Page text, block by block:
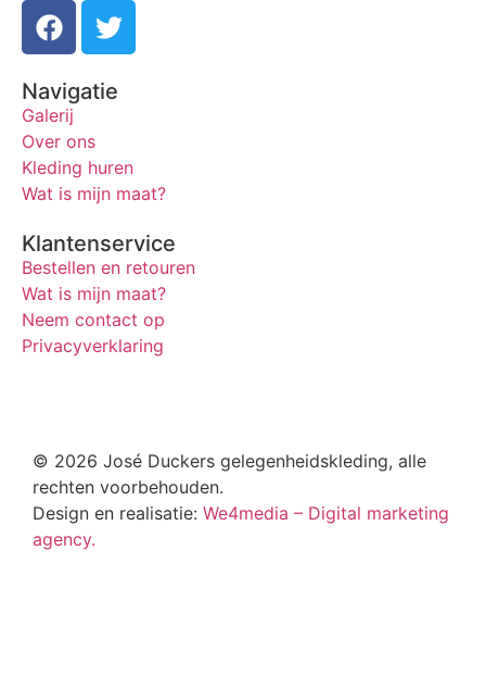
Navigatie
Galerij
Over ons
Kleding huren
Wat is mijn maat?
Klantenservice
Bestellen en retouren
Wat is mijn maat?
Neem contact op
Privacyverklaring
© 2026 José Duckers gelegenheidskleding, alle
rechten voorbehouden.
Design en realisatie: We4media – Digital marketing
agency.